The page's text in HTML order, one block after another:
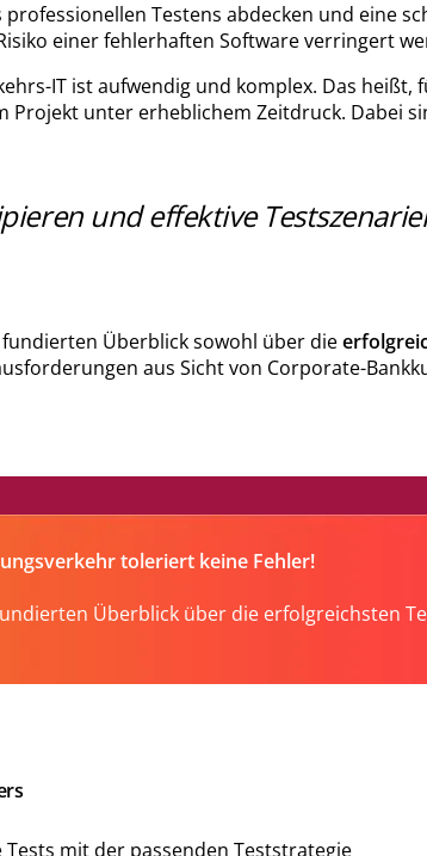
professionellen Testens abdecken und eine
einer fehlerhaften Software verringert
IT ist aufwendig und komplex. Das
Projekt unter erheblichem Zeitdruck. Dabei
und effektive
Überblick sowohl über die
aus Sicht von Corporate-
toleriert keine Fehler!
Überblick über die erfolgreichsten
mit der passenden Teststrategie